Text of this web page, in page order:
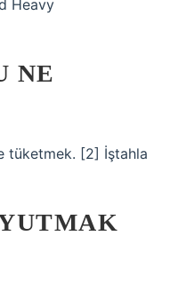
Heavy
NE
tüketmek. [2] İştahla